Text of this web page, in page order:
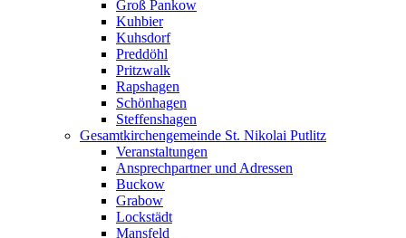
Groß Pankow
Kuhbier
Kuhsdorf
Preddöhl
Pritzwalk
Rapshagen
Schönhagen
Steffenshagen
Gesamtkirchengemeinde St. Nikolai Putlitz
Veranstaltungen
Ansprechpartner und Adressen
Buckow
Grabow
Lockstädt
Mansfeld